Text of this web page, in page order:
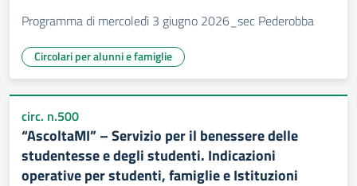
Programma di mercoledì 3 giugno 2026_sec Pederobba
Circolari per alunni e famiglie
circ. n.500
“AscoltaMI” – Servizio per il benessere delle
studentesse e degli studenti. Indicazioni
operative per studenti, famiglie e Istituzioni